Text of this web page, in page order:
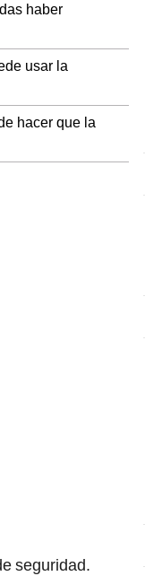
haber
usar la
hacer que la
seguridad.